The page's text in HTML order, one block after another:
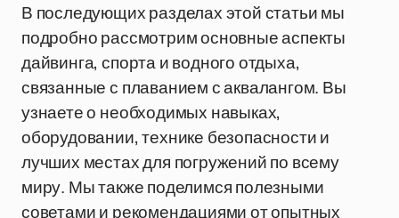
В последующих разделах этой статьи мы
подробно рассмотрим основные аспекты
дайвинга, спорта и водного отдыха,
связанные с плаванием с аквалангом. Вы
узнаете о необходимых навыках,
оборудовании, технике безопасности и
лучших местах для погружений по всему
миру. Мы также поделимся полезными
советами и рекомендациями от опытных